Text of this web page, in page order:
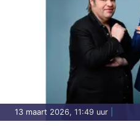
13 maart 2026, 11:49 uur